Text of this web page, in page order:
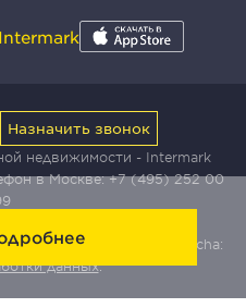
Intermark
недвижимости - Intermark
в Москве:+7 (495) 252 00
Yandex SmartCaptcha:
данных.
Назначить звонок